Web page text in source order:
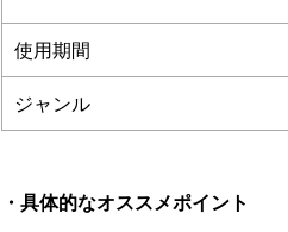
使用期間
ジャンル
・具体的なオススメポイント